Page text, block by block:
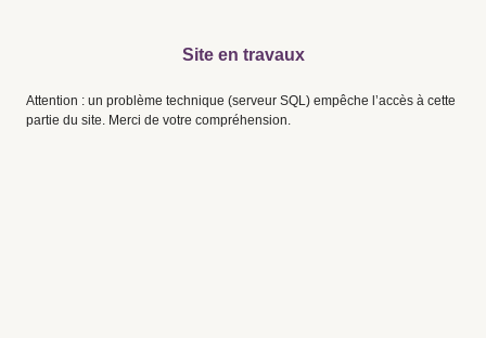
Site en travaux
Attention : un problème technique (serveur SQL) empêche l’accès à cette
partie du site. Merci de votre compréhension.